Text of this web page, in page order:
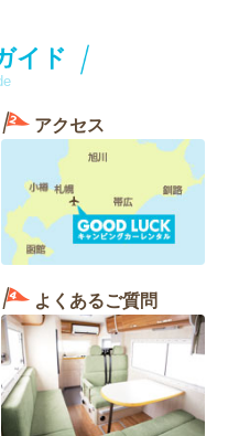
イド
アクセス
よくあるご質問